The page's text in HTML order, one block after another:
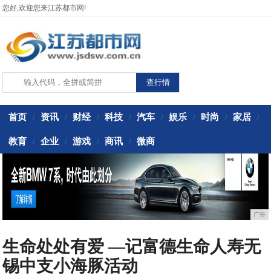
您好,欢迎您来江苏都市网!
首页 / 资讯 / 财经 / 科技 / 汽车 / 娱乐 / 时尚 / 家居 /
教育 / 企业 / 游戏 / 商讯 / 微商
广告
生命处处有爱 —记富德生命人寿无
锡中支小海豚活动